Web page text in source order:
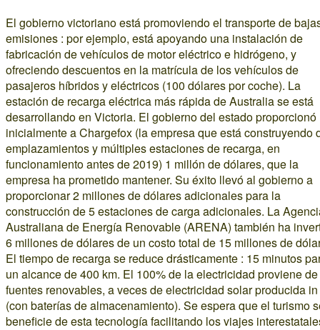
El gobierno victoriano está promoviendo el transporte de
emisiones : por ejemplo, está apoyando una instalación de
fabricación de vehículos de motor eléctrico e hidrógeno, y
ofreciendo descuentos en la matrícula de los vehículos de
pasajeros híbridos y eléctricos (100 dólares por coche). La
estación de recarga eléctrica más rápida de Australia se está
desarrollando en Victoria. El gobierno del estado proporcionó
inicialmente a Chargefox (la empresa que está construyendo
emplazamientos y múltiples estaciones de recarga, en
funcionamiento antes de 2019) 1 millón de dólares, que la
empresa ha prometido mantener. Su éxito llevó al gobierno a
proporcionar 2 millones de dólares adicionales para la
construcción de 5 estaciones de carga adicionales. La
Australiana de Energía Renovable (ARENA) también ha
6 millones de dólares de un costo total de 15 millones de
El tiempo de recarga se reduce drásticamente : 15 minutos
un alcance de 400 km. El 100% de la electricidad proviene de
fuentes renovables, a veces de electricidad solar producida
(con baterías de almacenamiento). Se espera que el turismo
beneficie de esta tecnología facilitando los viajes